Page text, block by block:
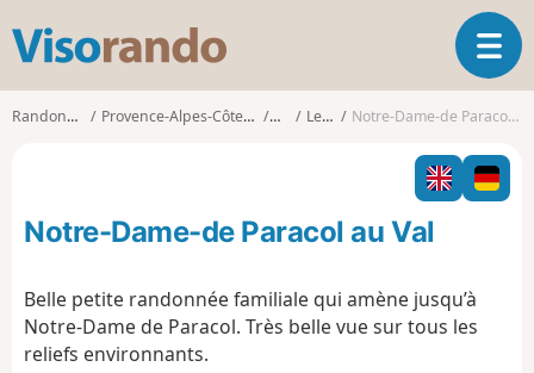
s
o
o
O
u
i
r
l
Randonnées Provence-Alpes-Côte d'Azur Var Le Val Notre-Dame-de Paracol au Val
Notre-Dame-de Paracol au Val
Belle petite randonnée familiale qui amène jusqu’à
Notre-Dame de Paracol. Très belle vue sur tous les
reliefs environnants.